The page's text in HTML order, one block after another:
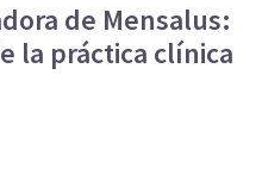
de Mensalus:
la práctica clínica